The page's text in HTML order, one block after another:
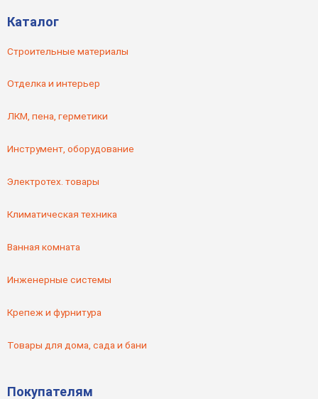
Каталог
Строительные материалы
Отделка и интерьер
ЛКМ, пена, герметики
Инструмент, оборудование
Электротех. товары
Климатическая техника
Ванная комната
Инженерные системы
Крепеж и фурнитура
Товары для дома, сада и бани
Покупателям